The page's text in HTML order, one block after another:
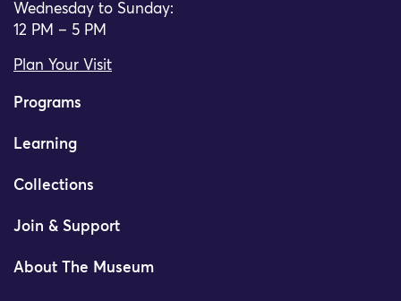
Wednesday to Sunday:
12 PM – 5 PM
Plan Your Visit
Programs
Learning
Collections
Join & Support
About The Museum